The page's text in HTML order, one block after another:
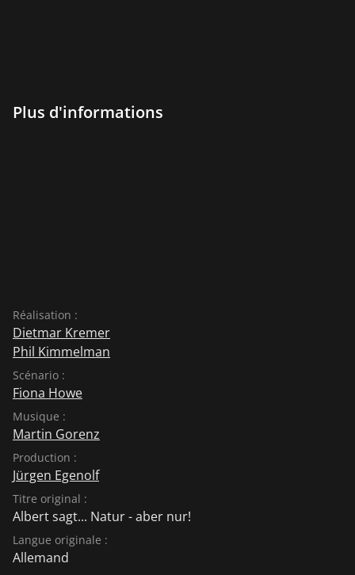
Plus d'informations
Réalisation :
Dietmar Kremer
Phil Kimmelman
Scénario :
Fiona Howe
Musique :
Martin Gorenz
Production :
Jürgen Egenolf
Titre original :
Albert sagt... Natur - aber nur!
Langue originale :
Allemand